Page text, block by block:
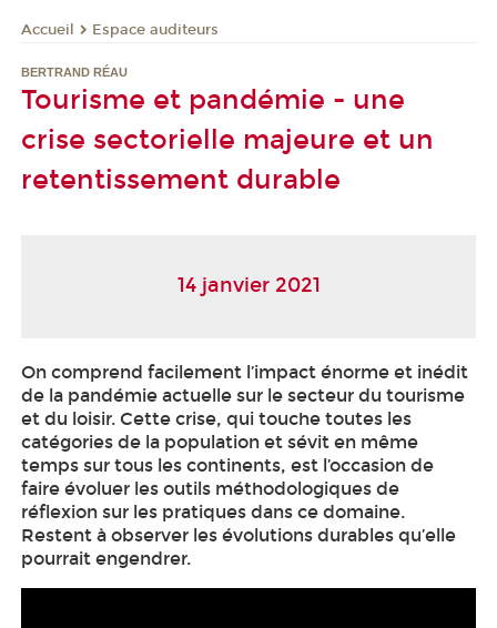
Accueil Espace auditeurs
BERTRAND RÉAU
Tourisme et pandémie - une
crise sectorielle majeure et un
retentissement durable
14 janvier 2021
On comprend facilement l’impact énorme et inédit
de la pandémie actuelle sur le secteur du tourisme
et du loisir. Cette crise, qui touche toutes les
catégories de la population et sévit en même
temps sur tous les continents, est l’occasion de
faire évoluer les outils méthodologiques de
réflexion sur les pratiques dans ce domaine.
Restent à observer les évolutions durables qu’elle
pourrait engendrer.